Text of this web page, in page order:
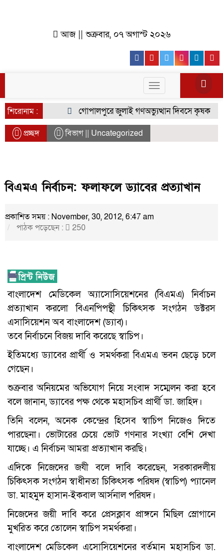
আজ || শুক্রবার, ০৭ অগাস্ট ২০২৬
Facebook
YoutubeTwitter
Toggle
navigation
শিরোনাম :
গোপালপুরে জুলাই গণঅভ্যুত্থান দিবসে কৃষক দলের
প্রচ্ছদ বিভাগ || Uncategorized
বিএমএ নির্বাচন: ফলাফলে ড্যাবের প্রত্যাখান
প্রকাশিত সময় : November, 30, 2012, 6:47 am
পাঠক পড়েছেন :
250
বাংলাদেশ মেডিকেল অ্যাসোসিয়েশনের (বিএমএ) নির্বাচন
প্রত্যাখান করলো বিএনপিপন্থী চিকিৎসক সংগঠন ডক্টরস
এসাসিয়েশন অব বাংলাদেশ (ড্যাব)।
তবে নির্বাচনে বিজয় দাবি করেছে স্বাচিপ।
ইতিমধ্যে ড্যাবের প্রার্থী ও সমর্থকরা বিএমএ ভবন ছেড়ে চলে
গেছেন।
শুক্রবার অনিয়মের অভিযোগ নিয়ে সংবাদ সম্মেলন করা হবে
বলে জানান, ড্যাবের পক্ষ থেকে মহাসচিব প্রার্থী ডা. জাহিদ।
তিনি বলেন, অনেক কেন্দ্রের হিসেব স্বাচিপ নিজেও দিতে
পারছেনা। ভোটারের চেয়ে ভোট গণনার সংখ্যা বেশি দেখা
যাচ্ছে। এ নির্বাচন আমরা প্রত্যাখান করছি।
এদিকে নিজেদের জযী বলে দাবি করেছেন, সরকারদলীয়
চিকিৎসক সংগঠন স্বাধীনতা চিকিৎসক পরিষদ (স্বাচিপ) প্যানেল
ডা. মাহমুদ হাসান-ইকবাল আর্সনাল পরিষদ।
নিজেদের জয়ী দাবি করে প্রেসক্লাব প্রাঙ্গনে মিছিল স্লোগানে
মুখরিত করে তোলেন স্বাচিপ সমর্থকরা।
বাংলাদেশ মেডিকেল এসোসিয়েশনের বর্তমান মহাসচিব ডা.